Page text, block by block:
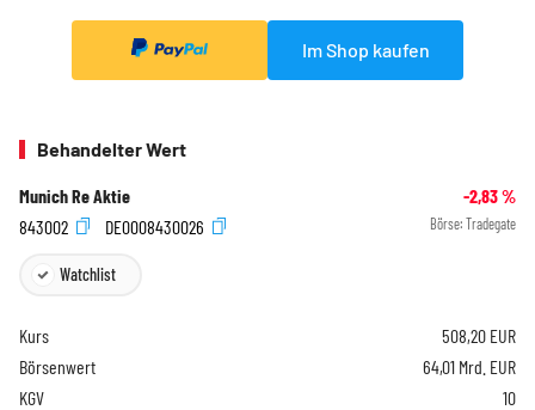
Im Shop kaufen
Behandelter Wert
Munich Re Aktie -2,83%
843002
DE0008430026 Börse: Tradegate
Watchlist
Kurs 508,20 EUR
Börsenwert
64,01 Mrd. EUR
KGV
10